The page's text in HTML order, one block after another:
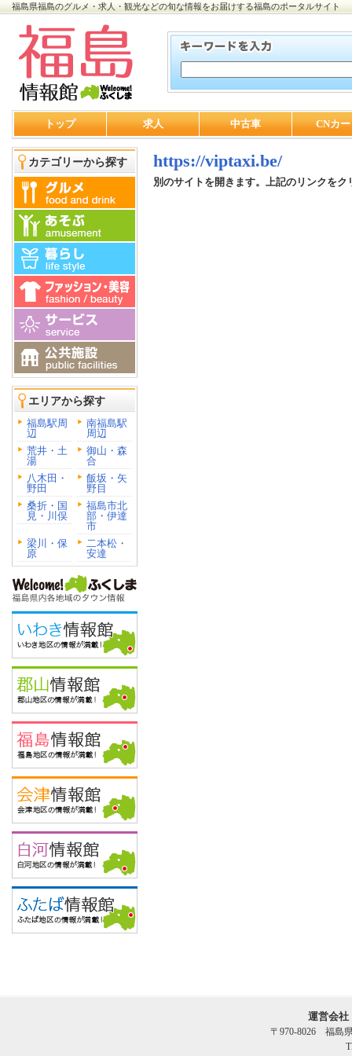
福島県福島のグルメ・求人・観光などの旬な情報をお届けする福島のポータルサイト
トップ 求人 中古車 CNカ
カテゴリーから探す
エリアから探す
福島駅周
辺
南福島駅
周辺
荒井・土
湯
御山・森
合
八木田・
野田
飯坂・矢
野目
桑折・国
見・川俣
福島市北
部・伊達
市
梁川・保
原
二本松・
安達
https://viptaxi.be/
別のサイトを開きます。上記のリンクをク
運営会
〒970-8026 福島